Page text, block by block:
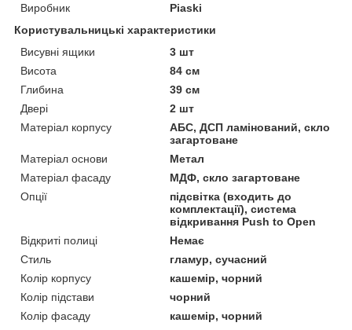
Виробник
Piaski
Користувальницькі характеристики
Висувні ящики
3 шт
Висота
84 см
Глибина
39 см
Двері
2 шт
Матеріал корпусу
АБС, ДСП ламінований, скло
загартоване
Матеріал основи
Метал
Матеріал фасаду
МДФ, скло загартоване
Опції
підсвітка (входить до
комплектації), система
відкривання Push to Open
Відкриті полиці
Немає
Стиль
гламур, сучасний
Колір корпусу
кашемір, чорний
Колір підстави
чорний
Колір фасаду
кашемір, чорний